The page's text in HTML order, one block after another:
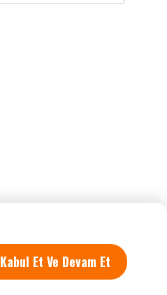
Kabul Et Ve Devam Et
Tüm hakları saklıdır.